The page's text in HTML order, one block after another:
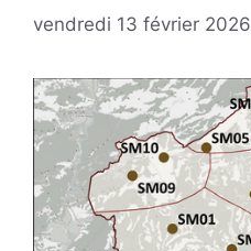
vendredi 13 février 2026